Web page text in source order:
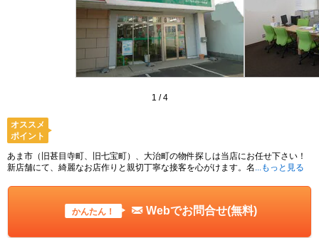
TOP
1 /4
オススメ
ポイント
あま市（旧甚目寺町、旧七宝町）、大治町の物件探しは当店にお任せ下さい！
新店舗にて、綺麗なお店作りと親切丁寧な接客を心がけます。名
...もっと見る
かんたん！ Webでお問合せ(無料)